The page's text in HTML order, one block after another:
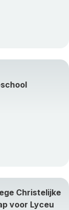
Christelijke
voor Lyceu